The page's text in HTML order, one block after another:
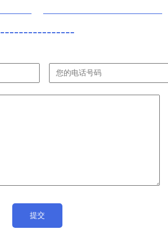
----------------